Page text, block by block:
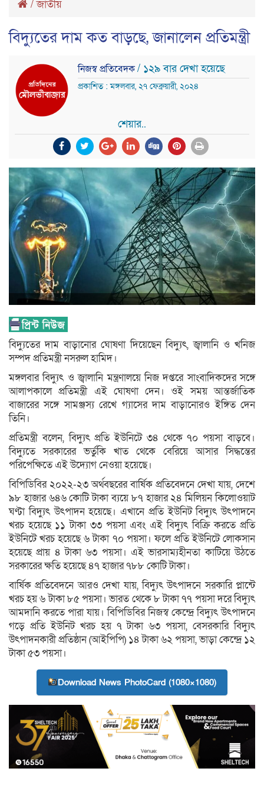
/জাতীয়
বিদ্যুতের দাম কত বাড়ছে, জানালেন প্রতিমন্ত্রী
নিজস্ব প্রতিবেদক/ ১২৯ বার দেখা হয়েছে
প্রকাশিত : মঙ্গলবার, ২৭ ফেব্রুয়ারী, ২০২৪
শেয়ার..
বিদ্যুতের দাম বাড়ানোর ঘোষণা দিয়েছেন বিদ্যুৎ, জ্বালানি ও খনিজ
সম্পদ প্রতিমন্ত্রী নসরুল হামিদ।
মঙ্গলবার বিদ্যুৎ ও জ্বালানি মন্ত্রণালয়ে নিজ দপ্তরে সাংবাদিকদের সঙ্গে
আলাপকালে প্রতিমন্ত্রী এই ঘোষণা দেন। ওই সময় আন্তর্জাতিক
বাজারের সঙ্গে সামঞ্জস্য রেখে গ্যাসের দাম বাড়ানোরও ইঙ্গিত দেন
তিনি।
প্রতিমন্ত্রী বলেন, বিদ্যুৎ প্রতি ইউনিটে ৩৪ থেকে ৭০ পয়সা বাড়বে।
বিদ্যুতে সরকারের ভর্তুকি খাত থেকে বেরিয়ে আসার সিদ্ধন্তের
পরিপেক্ষিতে এই উদ্যোগ নেওয়া হয়েছে।
বিপিডিবির ২০২২-২৩ অর্থবছরের বার্ষিক প্রতিবেদনে দেখা যায়, দেশে
৯৮ হাজার ৬৪৬ কোটি টাকা ব্যয়ে ৮৭ হাজার ২৪ মিলিয়ন কিলোওয়াট
ঘণ্টা বিদ্যুৎ উৎপাদন হয়েছে। এখানে প্রতি ইউনিট বিদ্যুৎ উৎপাদনে
খরচ হয়েছে ১১ টাকা ৩৩ পয়সা এবং এই বিদ্যুৎ বিক্রি করতে প্রতি
ইউনিটে খরচ হয়েছে ৬ টাকা ৭০ পয়সা। ফলে প্রতি ইউনিটে লোকসান
হয়েছে প্রায় ৪ টাকা ৬৩ পয়সা। এই ভারসাম্যহীনতা কাটিয়ে উঠতে
সরকারের ক্ষতি হয়েছে ৪৭ হাজার ৭৮৮ কোটি টাকা।
বার্ষিক প্রতিবেদনে আরও দেখা যায়, বিদ্যুৎ উৎপাদনে সরকারি প্লান্টে
খরচ হয় ৬ টাকা ৮৫ পয়সা। ভারত থেকে ৮ টাকা ৭৭ পয়সা দরে বিদ্যুৎ
আমদানি করতে পারা যায়। বিপিডিবির নিজস্ব কেন্দ্রে বিদ্যুৎ উৎপাদনে
গড়ে প্রতি ইউনিট খরচ হয় ৭ টাকা ৬৩ পয়সা, বেসরকারি বিদ্যুৎ
উৎপাদনকারী প্রতিষ্ঠান (আইপিপি) ১৪ টাকা ৬২ পয়সা, ভাড়া কেন্দ্রে ১২
টাকা ৫৩ পয়সা।
Download News PhotoCard (1080×1080)